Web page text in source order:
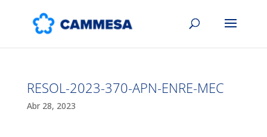
RESOL-2023-370-APN-ENRE-MEC
Abr 28, 2023